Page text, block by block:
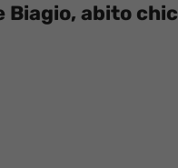
Biagio, abito chic